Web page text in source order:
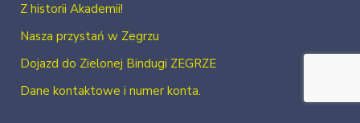
Z historii Akademii!
Nasza przystań w Zegrzu
Dojazd do Zielonej Bindugi ZEGRZE
Dane kontaktowe i numer konta.